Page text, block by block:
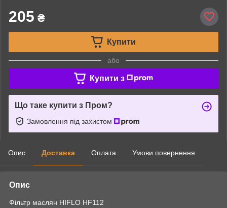
205 ₴
Купити
або
Купити з
Що таке купити з Пром?
Замовлення під захистом
Опис Доставка Оплата Умови повернення
Опис
Фільтр маслян HIFLO HF112